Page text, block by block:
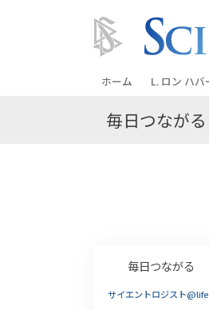
ホーム L. ロン ハバ
毎日つながる
毎日つながる
サイエントロジスト@life